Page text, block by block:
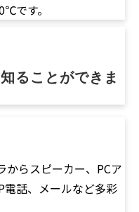
です。
ることができま
からスピーカー、PCア
電話、メールなど多彩